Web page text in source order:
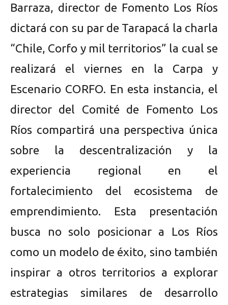
Barraza, director de Fomento Los Ríos
dictará con su par de Tarapacá la charla
“Chile, Corfo y mil territorios” la cual se
realizará el viernes en la Carpa y
Escenario CORFO. En esta instancia, el
director del Comité de Fomento Los
Ríos compartirá una perspectiva única
sobre la descentralización y la
experiencia regional en el
fortalecimiento del ecosistema de
emprendimiento. Esta presentación
busca no solo posicionar a Los Ríos
como un modelo de éxito, sino también
inspirar a otros territorios a explorar
estrategias similares de desarrollo